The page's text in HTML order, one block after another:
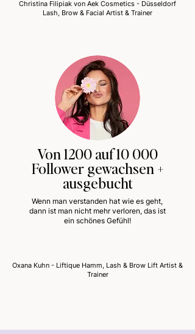
Christina Filipiak von Aek Cosmetics - Düsseldorf
Lash, Brow & Facial Artist & Trainer
Von 1200 auf 10 000
Follower gewachsen +
ausgebucht
Wenn man verstanden hat wie es geht,
dann ist man nicht mehr verloren, das ist
ein schönes Gefühl!
Oxana Kuhn - Liftique Hamm, Lash & Brow Lift Artist &
Trainer